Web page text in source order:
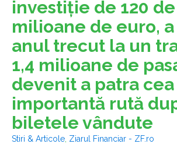
investiţie de 120 de
milioane de euro,
anul trecut la un
1,4 milioane de
devenit a patra cea
importantă rută
biletele vândute
Stiri & Articole Ziarul Financiar - ZF.ro